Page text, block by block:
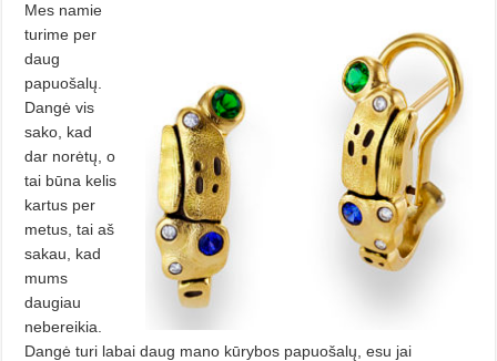
Mes namie
turime per
daug
papuošalų.
Dangė vis
sako, kad
dar norėtų, o
tai būna kelis
kartus per
metus, tai aš
sakau, kad
mums
daugiau
nebereikia.
Dangė turi labai daug mano kūrybos papuošalų, esu jai